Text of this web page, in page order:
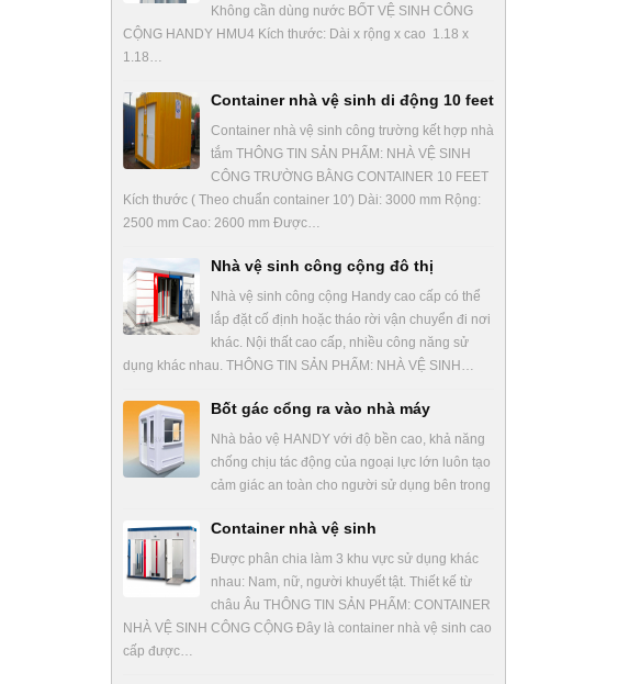
Không cần dùng nước BỐT VỆ SINH CÔNG
CỘNG HANDY HMU4 Kích thước: Dài x rộng x cao 1.18 x
1.18…
Container nhà vệ sinh di động 10 feet
Container nhà vệ sinh công trường kết hợp nhà
tắm THÔNG TIN SẢN PHẨM: NHÀ VỆ SINH
CÔNG TRƯỜNG BẰNG CONTAINER 10 FEET
Kích thước ( Theo chuẩn container 10′) Dài: 3000 mm Rộng:
2500 mm Cao: 2600 mm Được…
Nhà vệ sinh công cộng đô thị
Nhà vệ sinh công cộng Handy cao cấp có thể
lắp đặt cố định hoặc tháo rời vận chuyển đi nơi
khác. Nội thất cao cấp, nhiều công năng sử
dụng khác nhau. THÔNG TIN SẢN PHẨM: NHÀ VỆ SINH…
Bốt gác cổng ra vào nhà máy
Nhà bảo vệ HANDY với độ bền cao, khả năng
chống chịu tác động của ngoại lực lớn luôn tạo
cảm giác an toàn cho người sử dụng bên trong
Container nhà vệ sinh
Được phân chia làm 3 khu vực sử dụng khác
nhau: Nam, nữ, người khuyết tật. Thiết kế từ
châu Âu THÔNG TIN SẢN PHẨM: CONTAINER
NHÀ VỆ SINH CÔNG CỘNG Đây là container nhà vệ sinh cao
cấp được…